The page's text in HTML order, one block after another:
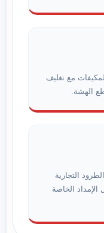
مع تغليف
الهشة.
التجارية
الخاصة